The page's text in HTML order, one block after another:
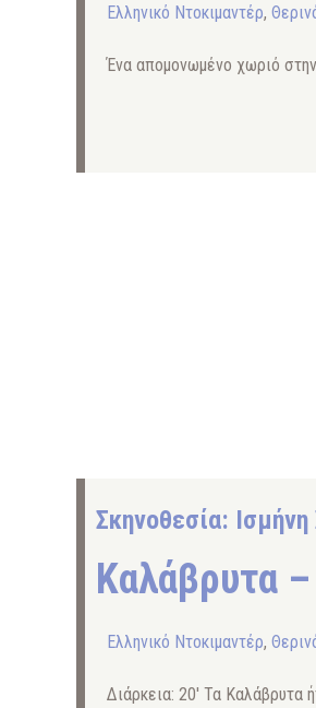
Ελληνικό Ντοκιμαντέρ,
Ένα απομονωμένο χωριό
Σκηνοθεσία:
Καλάβρυτα
Ελληνικό Ντοκιμαντέρ,
Διάρκεια: 20′ Τα Καλάβρυτα